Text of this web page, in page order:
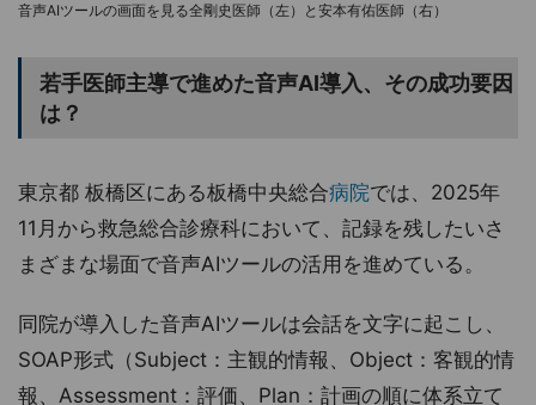
音声AIツールの画面を見る全剛史医師（左）と安本有佑医師（右）
若手医師主導で進めた音声AI導入、その成功要因
は？
東京都 板橋区にある板橋中央総合病院では、2025年
11月から救急総合診療科において、記録を残したいさ
まざまな場面で音声AIツールの活用を進めている。
同院が導入した音声AIツールは会話を文字に起こし、
SOAP形式（Subject：主観的情報、Object：客観的情
報、Assessment：評価、Plan：計画の順に体系立て